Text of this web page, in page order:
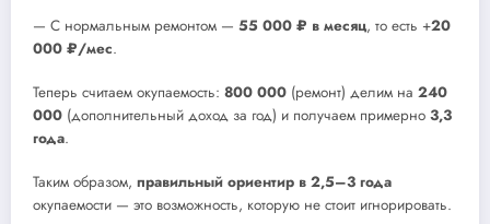
— С нормальным ремонтом — 55 000 ₽ в месяц, то есть +20
000 ₽/мес.
Теперь считаем окупаемость: 800 000 (ремонт) делим на 240
000 (дополнительный доход за год) и получаем примерно 3,3
года.
Таким образом, правильный ориентир в 2,5–3 года
окупаемости — это возможность, которую не стоит игнорировать.